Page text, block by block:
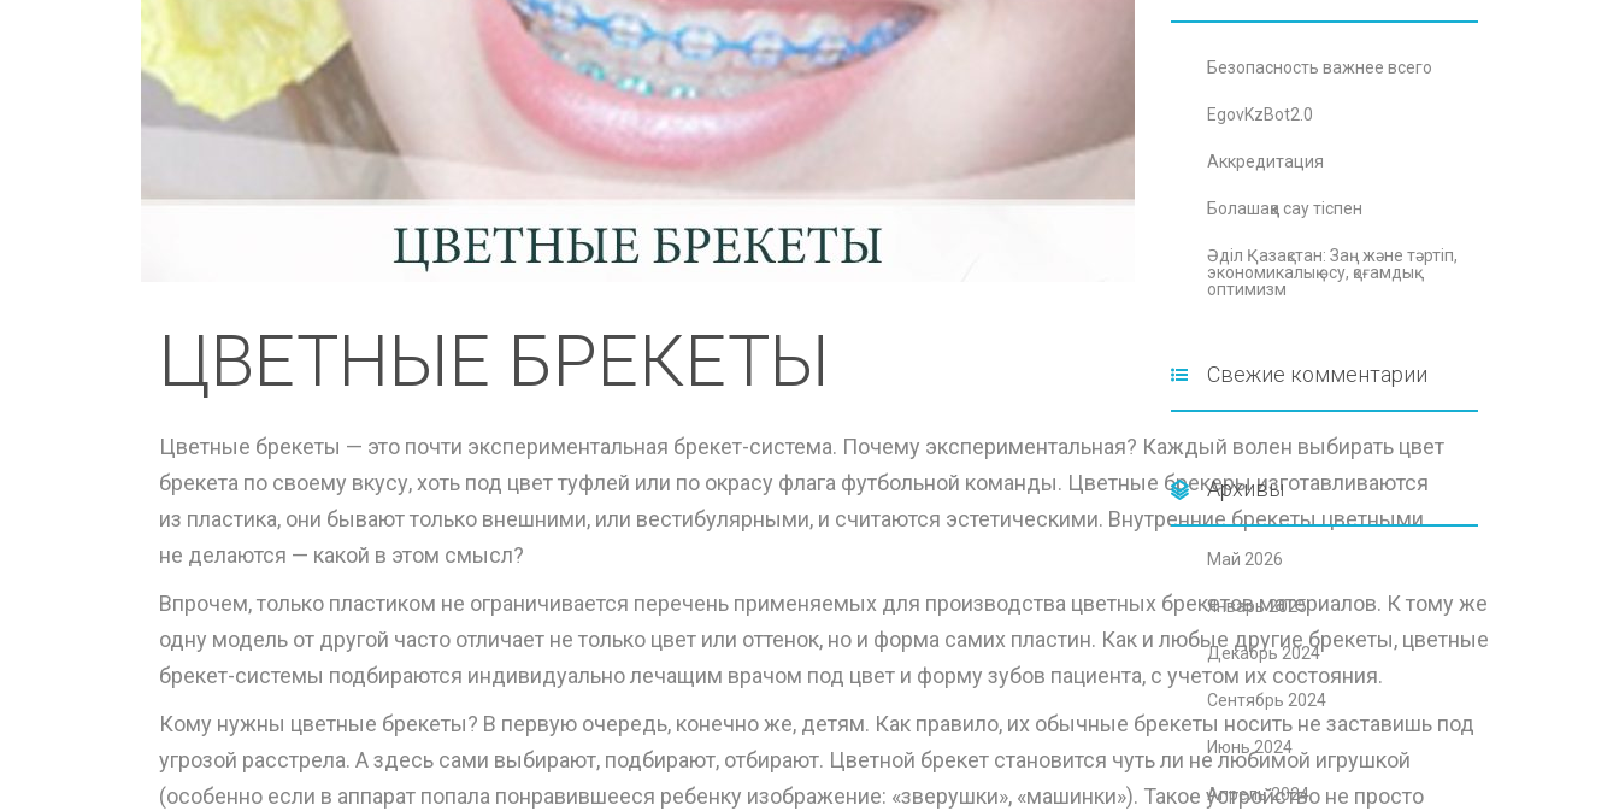
ЦВЕТНЫЕ БРЕКЕТЫ
Цветные брекеты — это почти экспериментальная брекет-система. Почему экспериментальная? Каждый волен выбирать цвет
брекета по своему вкусу, хоть под цвет туфлей или по окрасу флага футбольной команды. Цветные брекеры изготавливаются
из пластика, они бывают только внешними, или вестибулярными, и считаются эстетическими. Внутренние брекеты цветными
не делаются — какой в этом смысл?
Впрочем, только пластиком не ограничивается перечень применяемых для производства цветных брекетов материалов. К тому же
одну модель от другой часто отличает не только цвет или оттенок, но и форма самих пластин. Как и любые другие брекеты, цветные
брекет-системы подбираются индивидуально лечащим врачом под цвет и форму зубов пациента, с учетом их состояния.
Кому нужны цветные брекеты? В первую очередь, конечно же, детям. Как правило, их обычные брекеты носить не заставишь под
угрозой расстрела. А здесь сами выбирают, подбирают, отбирают. Цветной брекет становится чуть ли не любимой игрушкой
(особенно если в аппарат попала понравившееся ребенку изображение: «зверушки», «машинки»). Такое устройство не просто
Безопасность важнее всего
EgovKzBot2.0
Аккредитация
Болашаққа сау тіспен
Әділ Қазақстан: Заң және тәртіп,
экономикалық өсу, қоғамдық
оптимизм
Свежие комментарии
Архивы
Май 2026
Январь 2025
Декабрь 2024
Сентябрь 2024
Июнь 2024
Апрель 2024